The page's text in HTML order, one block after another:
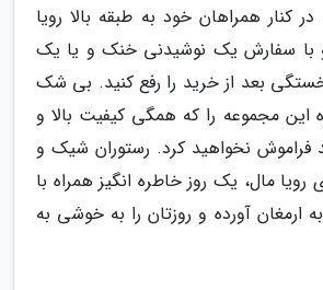
کنار همراهان خود به طبقه بالا رویا
و با سفارش یک نوشیدنی خنک و یا یک
بعد از خرید را رفع کنید. بی شک
این مجموعه را که همگی کیفیت بالا و
فراموش نخواهید کرد. رستوران شیک و
مال، یک روز خاطره انگیز همراه با
ارمغان آورده و روزتان را به خوشی به